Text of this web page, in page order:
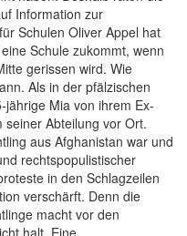
Information zur
Schulen Oliver Appel hat
Schule zukommt, wenn
gerissen wird. Wie
Als in der pfälzischen
Mia von ihrem Ex-
Abteilung vor Ort.
aus Afghanistan war und
rechtspopulistischer
in den Schlagzeilen
verschärft. Denn die
macht vor den